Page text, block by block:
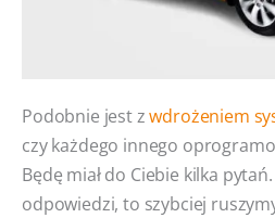
Podobnie jest zwdrożeniem
czy każdego innego
Będę miał do Ciebie kilka
odpowiedzi, to szybciej